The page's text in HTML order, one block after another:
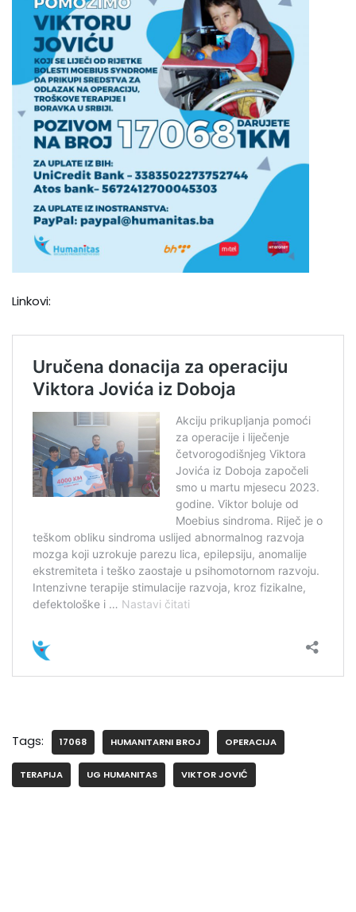
Linkovi:
Tags: 17068 HUMANITARNI BROJ OPERACIJA
TERAPIJA UG HUMANITAS VIKTOR JOVIĆ